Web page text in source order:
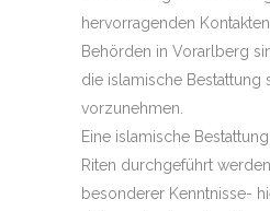
hervorragenden
Behörden in Vorarlberg
die islamische Bestattung
vorzunehmen.
Eine islamische
Riten durchgeführt
besonderer Kenntnisse-